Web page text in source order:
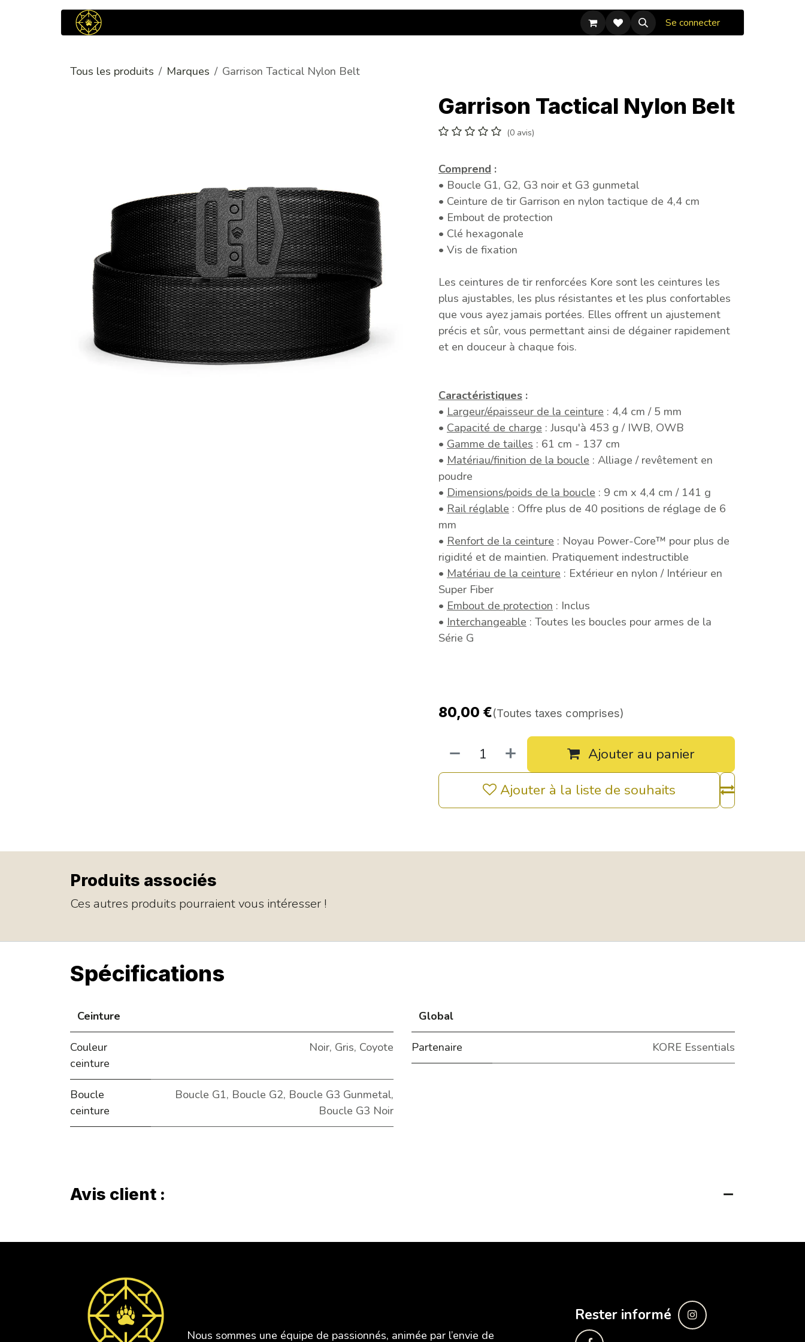
Se rendre au contenu
Se connecter
Tous les produits Marques Garrison Tactical Nylon Belt
Garrison Tactical Nylon Belt
(0 avis)
Comprend :
• Boucle G1, G2, G3 noir et G3 gunmetal
• Ceinture de tir Garrison en nylon tactique de 4,4 cm
• Embout de protection
• Clé hexagonale
• Vis de fixation
Les ceintures de tir renforcées Kore sont les ceintures les
plus ajustables, les plus résistantes et les plus confortables
que vous ayez jamais portées. Elles offrent un ajustement
précis et sûr, vous permettant ainsi de dégainer rapidement
et en douceur à chaque fois.
Caractéristiques :
• Largeur/épaisseur de la ceinture : 4,4 cm / 5 mm
• Capacité de charge : Jusqu'à 453 g / IWB, OWB
• Gamme de tailles : 61 cm - 137 cm
• Matériau/finition de la boucle : Alliage / revêtement en
poudre
• Dimensions/poids de la boucle : 9 cm x 4,4 cm / 141 g
• Rail réglable : Offre plus de 40 positions de réglage de 6
mm
• Renfort de la ceinture : Noyau Power-Core™ pour plus de
rigidité et de maintien. Pratiquement indestructible
• Matériau de la ceinture : Extérieur en nylon / Intérieur en
Super Fiber
• Embout de protection : Inclus
• Interchangeable : Toutes les boucles pour armes de la
Série G
80,00 €(Toutes taxes comprises)
Ajouter au panier
Ajouter à la liste de souhaits
Produits associés
Ces autres produits pourraient vous intéresser !
Spécifications
Ceinture
Couleur
ceinture
Noir, Gris, Coyote
Boucle
ceinture
Boucle G1, Boucle G2, Boucle G3 Gunmetal,
Boucle G3 Noir
Global
Partenaire KORE Essentials
Avis client :
Nous sommes une équipe de passionnés, animée par l’envie de
Rester informé